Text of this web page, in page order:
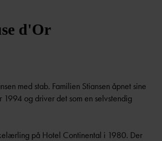
setter dyktige vinkelnere opp en vinmeny som
moderne mat basert på dagferske lokale
Mat og Vinkjeller, der det
skandinavisk mat til middag. De holder lukket
d'Or
med stab. Familien Stiansen åpnet sine
1994 og driver det som en selvstendig
på Hotel Continental i 1980. Der